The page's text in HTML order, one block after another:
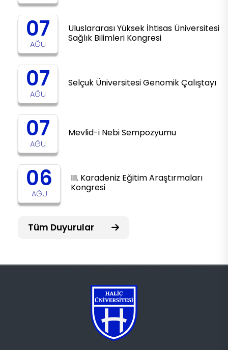
07
AĞU
Uluslararası Yüksek İhtisas Üniversitesi
Sağlık Bilimleri Kongresi
07
AĞU
Selçuk Üniversitesi Genomik Çalıştayı
07
AĞU
Mevlid-i Nebi Sempozyumu
06
AĞU
III. Karadeniz Eğitim Araştırmaları
Kongresi
Tüm Duyurular